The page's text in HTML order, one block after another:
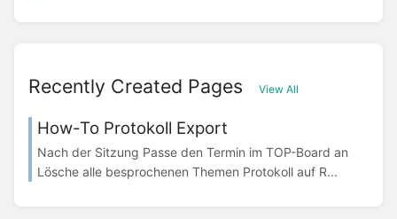
Recently Created Pages View All
How-To Protokoll Export
Nach der Sitzung Passe den Termin im TOP-Board an
Lösche alle besprochenen Themen Protokoll auf R...